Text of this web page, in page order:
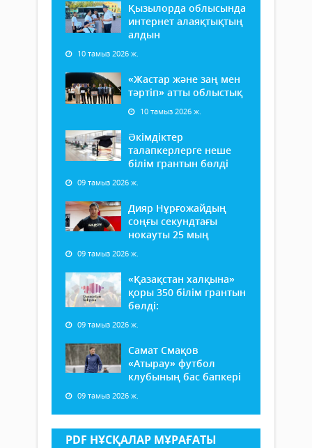
Қызылорда облысында
интернет алаяқтықтың
алдын
10 тамыз 2026 ж.
«Жастар және заң мен
тәртіп» атты облыстық
10 тамыз 2026 ж.
Әкімдіктер
талапкерлерге неше
білім грантын бөлді
09 тамыз 2026 ж.
Дияр Нұрғожайдың
соңғы секундтағы
нокауты 25 мың
09 тамыз 2026 ж.
«Қазақстан халқына»
қоры 350 білім грантын
бөлді:
09 тамыз 2026 ж.
Самат Смақов
«Атырау» футбол
клубының бас бапкері
09 тамыз 2026 ж.
PDF НҰСҚАЛАР МҰРАҒАТЫ